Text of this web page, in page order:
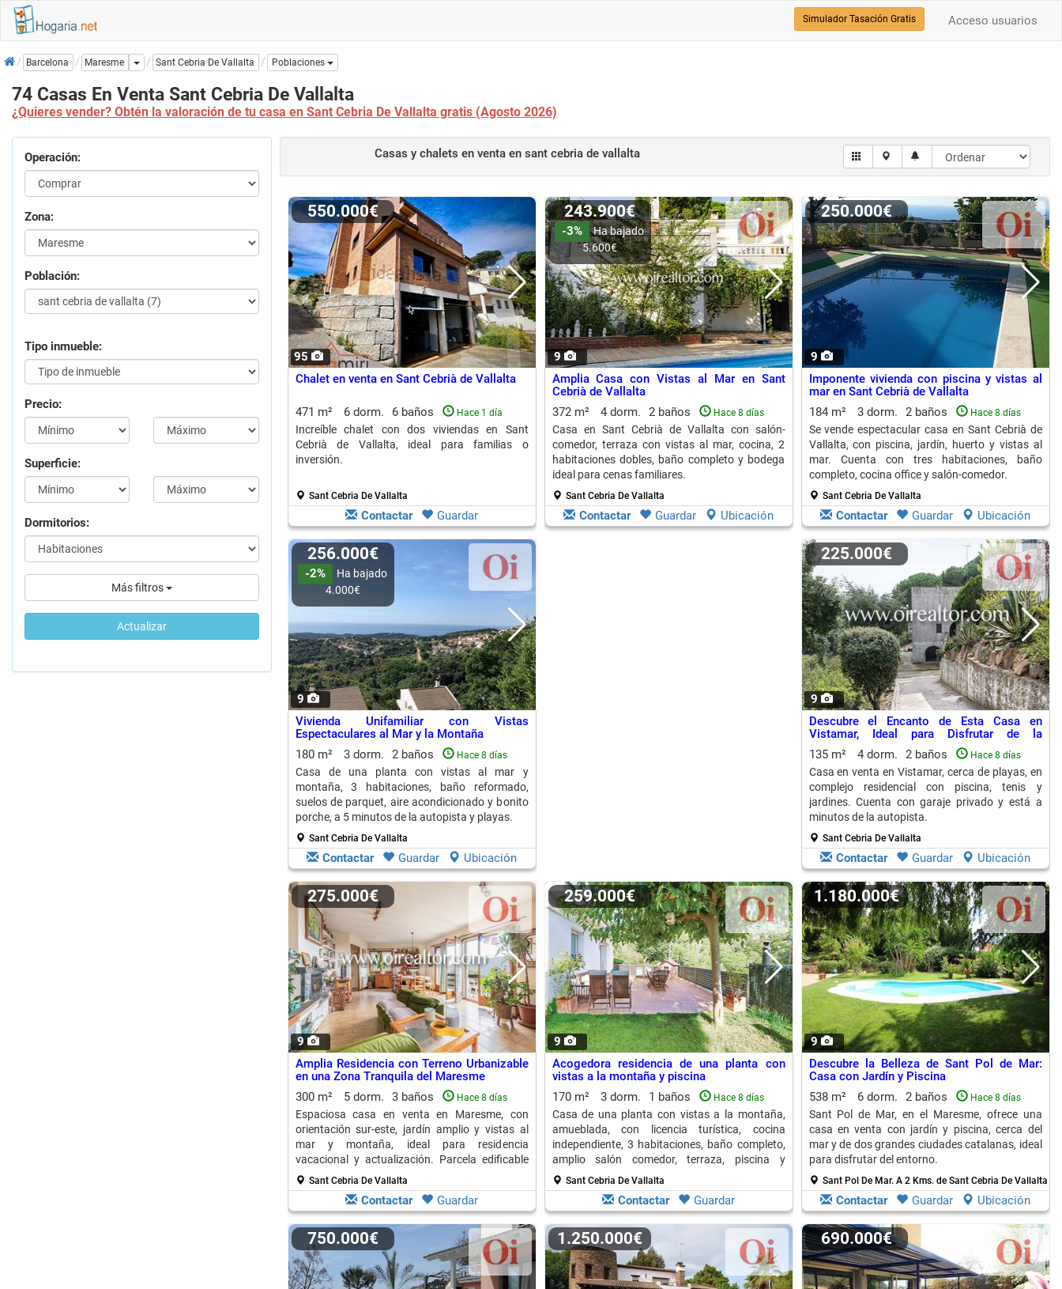
Acceso usuarios
Simulador Tasación Gratis
InicioBarcelona Maresme Dropdown
Sant Cebria De Vallalta Poblaciones
74 Casas En Venta Sant Cebria De Vallalta
¿Quieres vender? Obtén la valoración de tu casa en Sant Cebria De Vallalta gratis (Agosto 2026)
Operación:
Zona:
Población:
Tipo inmueble:
Precio:
Superficie:
Dormitorios:
Más filtros
Actualizar
Casas y chalets en venta en sant cebria de vallalta
95
550.000€
Chalet en venta en Sant Cebrià de Vallalta
471 m² 6 dorm. 6 baños Hace 1 día
Increíble chalet con dos viviendas en Sant
Cebrià de Vallalta, ideal para familias o
inversión.
Sant Cebria De Vallalta
Contactar Guardar
9
243.900€
-3%
Ha bajado
5.600€
Amplia Casa con Vistas al Mar en Sant
Cebrià de Vallalta
372 m²
4 dorm. 2 baños Hace 8 días
Casa en Sant Cebrià de Vallalta con salón-
comedor, terraza con vistas al mar, cocina, 2
habitaciones dobles, baño completo y bodega
ideal para cenas familiares.
Sant Cebria De Vallalta
Contactar Guardar Ubicación
9
250.000€
Imponente vivienda con piscina y vistas al
mar en Sant Cebrià de Vallalta
184 m²
3 dorm. 2 baños Hace 8 días
Se vende espectacular casa en Sant Cebrià de
Vallalta, con piscina, jardín, huerto y vistas al
mar. Cuenta con tres habitaciones, baño
completo, cocina office y salón-comedor.
Sant Cebria De Vallalta
Contactar Guardar Ubicación
9
256.000€
-2%
Ha bajado
4.000€
Vivienda Unifamiliar con Vistas
Espectaculares al Mar y la Montaña
180 m²
3 dorm. 2 baños Hace 8 días
Casa de una planta con vistas al mar y
montaña, 3 habitaciones, baño reformado,
suelos de parquet, aire acondicionado y bonito
porche, a 5 minutos de la autopista y playas.
Sant Cebria De Vallalta
Contactar Guardar Ubicación
9
225.000€
Descubre el Encanto de Esta Casa en
Vistamar, Ideal para Disfrutar de la
Naturaleza y la Playa
135 m² 4 dorm. 2 baños Hace 8 días
Casa en venta en Vistamar, cerca de playas, en
complejo residencial con piscina, tenis y
jardines. Cuenta con garaje privado y está a
minutos de la autopista.
Sant Cebria De Vallalta
Contactar Guardar Ubicación
9
275.000€
Amplia Residencia con Terreno Urbanizable
en una Zona Tranquila del Maresme
300 m²
5 dorm. 3 baños Hace 8 días
Espaciosa casa en venta en Maresme, con
orientación sur-este, jardín amplio y vistas al
mar y montaña, ideal para residencia
vacacional y actualización. Parcela edificable
disponible.
Sant Cebria De Vallalta
Contactar Guardar
9
259.000€
Acogedora residencia de una planta con
vistas a la montaña y piscina
170 m²
3 dorm. 1 baños Hace 8 días
Casa de una planta con vistas a la montaña,
amueblada, con licencia turística, cocina
independiente, 3 habitaciones, baño completo,
amplio salón comedor, terraza, piscina y
barbacoa.
Sant Cebria De Vallalta
Contactar Guardar
9
1.180.000€
Descubre la Belleza de Sant Pol de Mar:
Casa con Jardín y Piscina
538 m²
6 dorm. 2 baños Hace 8 días
Sant Pol de Mar, en el Maresme, ofrece una
casa en venta con jardín y piscina, cerca del
mar y de dos grandes ciudades catalanas, ideal
para disfrutar del entorno.
Sant Pol De Mar. A 2 Kms. de Sant Cebria De Vallalta
Contactar Guardar Ubicación
750.000€ 1.250.000€ 690.000€